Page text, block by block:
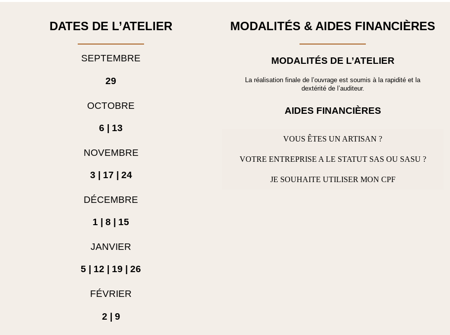
DATES DE L’ATELIER
SEPTEMBRE
29
OCTOBRE
6 | 13
NOVEMBRE
3 | 17 | 24
DÉCEMBRE
1 | 8 | 15
JANVIER
5 | 12 | 19 | 26
FÉVRIER
2 | 9
MODALITÉS & AIDES FINANCIÈRES
MODALITÉS DE L’ATELIER
La réalisation finale de l’ouvrage est soumis à la rapidité et la
dextérité de l’auditeur.
AIDES FINANCIÈRES
VOUS ÊTES UN ARTISAN ?
VOTRE ENTREPRISE A LE STATUT SAS OU SASU ?
JE SOUHAITE UTILISER MON CPF